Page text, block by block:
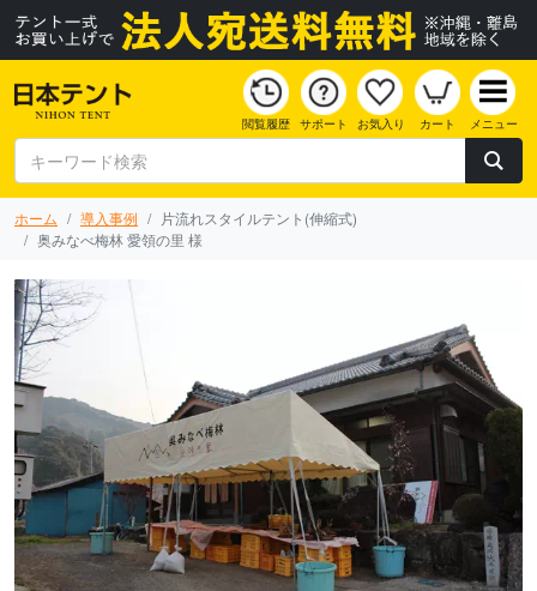
閲覧履歴 サポート お気入り カート メニュー
ホーム 導入事例
片流れスタイルテント(伸縮式)
奥みなべ梅林 愛領の里 様